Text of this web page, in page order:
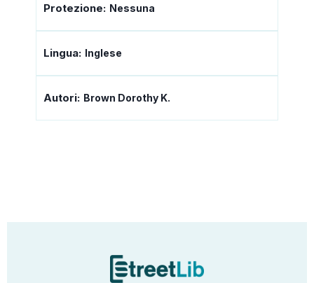
Protezione: Nessuna
Lingua: Inglese
Autori: Brown Dorothy K.